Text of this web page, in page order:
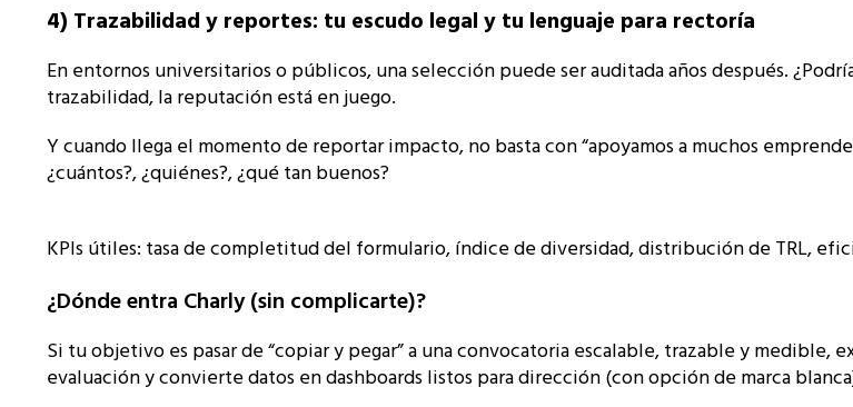
4) Trazabilidad y reportes: tu escudo legal y tu lenguaje para rectoría
En entornos universitarios o públicos, una selección puede ser auditada años después.
trazabilidad, la reputación está en juego.
Y cuando llega el momento de reportar impacto, no basta con “apoyamos a muchos
¿cuántos?, ¿quiénes?, ¿qué tan buenos?
KPIs útiles: tasa de completitud del formulario, índice de diversidad, distribución de TRL,
¿Dónde entra Charly (sin complicarte)?
Si tu objetivo es pasar de “copiar y pegar” a una convocatoria escalable, trazable y
evaluación y convierte datos en dashboards listos para dirección (con opción de marca